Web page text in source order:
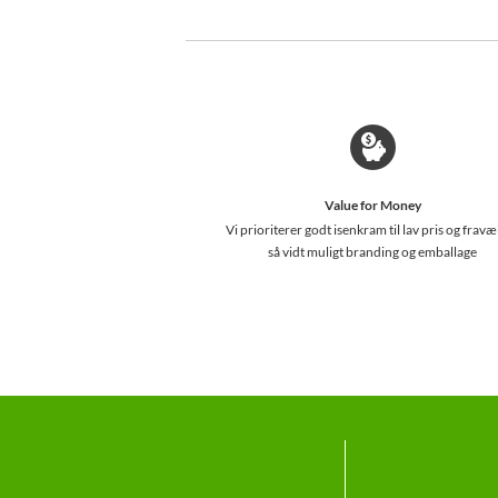
Value for Money
Vi prioriterer godt isenkram til lav pris og
så vidt muligt branding og emballage